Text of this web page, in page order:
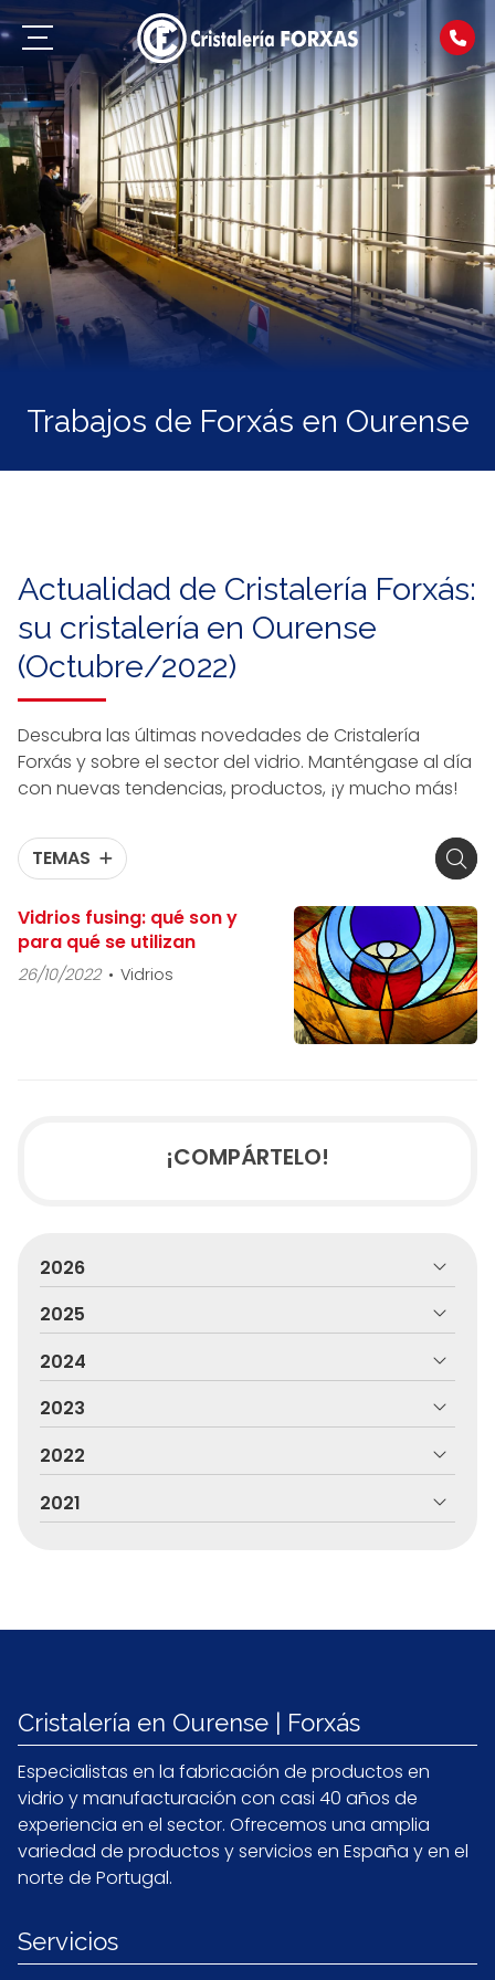
Trabajos de Forxás en Ourense
Actualidad de Cristalería Forxás:
su cristalería en Ourense
(Octubre/2022)
Descubra las últimas novedades de Cristalería
Forxás y sobre el sector del vidrio. Manténgase al día
con nuevas tendencias, productos, ¡y mucho más!
TEMAS
Vidrios fusing: qué son y
para qué se utilizan
26/10/2022 Vidrios
¡COMPÁRTELO!
2026
2025
2024
2023
2022
2021
Cristalería en Ourense | Forxás
Especialistas en la fabricación de productos en
vidrio y manufacturación con casi 40 años de
experiencia en el sector. Ofrecemos una amplia
variedad de productos y servicios en España y en el
norte de Portugal.
Servicios